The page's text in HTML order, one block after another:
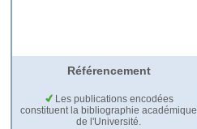
Référencement
Les publications encodées
constituent la bibliographie académique
de l'Université.